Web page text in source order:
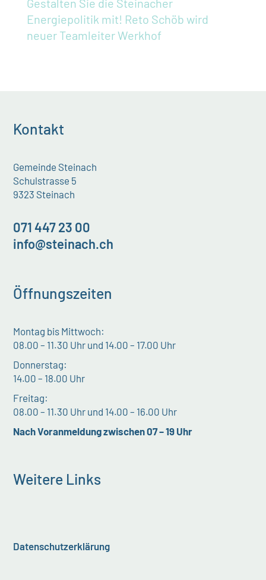
Gestalten Sie die Steinacher
Energiepolitik mit! Reto Schöb wird
neuer Teamleiter Werkhof
Kontakt
Gemeinde Steinach
Schulstrasse 5
9323 Steinach
071 447 23 00
info@steinach.ch
Öffnungszeiten
Montag bis Mittwoch:
08.00 – 11.30 Uhr und 14.00 – 17.00 Uhr
Donnerstag:
14.00 – 18.00 Uhr
Freitag:
08.00 – 11.30 Uhr und 14.00 – 16.00 Uhr
Nach Voranmeldung zwischen 07 – 19 Uhr
Weitere Links
Datenschutzerklärung